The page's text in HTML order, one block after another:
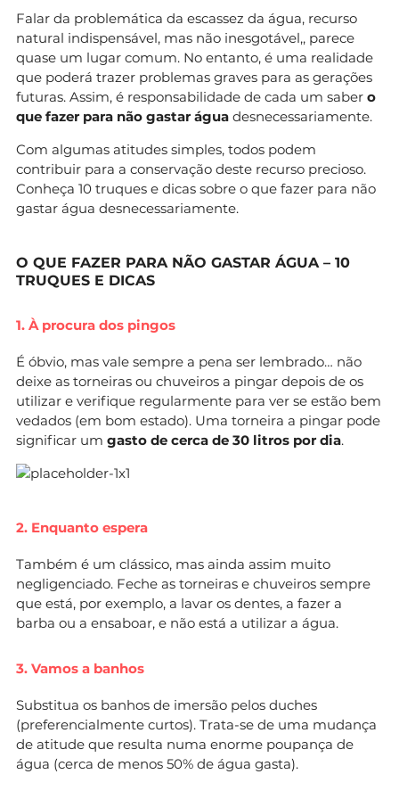
Falar da problemática da escassez da água, recurso
natural indispensável, mas não inesgotável,, parece
quase um lugar comum. No entanto, é uma realidade
que poderá trazer problemas graves para as gerações
futuras. Assim, é responsabilidade de cada um saber o
que fazer para não gastar água desnecessariamente.
Com algumas atitudes simples, todos podem
contribuir para a conservação deste recurso precioso.
Conheça 10 truques e dicas sobre o que fazer para não
gastar água desnecessariamente.
O QUE FAZER PARA NÃO GASTAR ÁGUA – 10
TRUQUES E DICAS
1. À procura dos pingos
É óbvio, mas vale sempre a pena ser lembrado… não
deixe as torneiras ou chuveiros a pingar depois de os
utilizar e verifique regularmente para ver se estão bem
vedados (em bom estado). Uma torneira a pingar pode
significar um gasto de cerca de 30 litros por dia.
2. Enquanto espera
Também é um clássico, mas ainda assim muito
negligenciado. Feche as torneiras e chuveiros sempre
que está, por exemplo, a lavar os dentes, a fazer a
barba ou a ensaboar, e não está a utilizar a água.
3. Vamos a banhos
Substitua os banhos de imersão pelos duches
(preferencialmente curtos). Trata-se de uma mudança
de atitude que resulta numa enorme poupança de
água (cerca de menos 50% de água gasta).